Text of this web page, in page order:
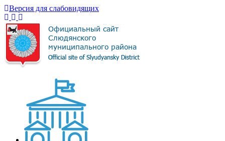
Версия для слабовидящих